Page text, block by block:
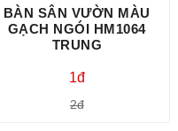
BÀN SÂN VƯỜN MÀU
GẠCH NGÓI HM1064
TRUNG
1đ
2đ